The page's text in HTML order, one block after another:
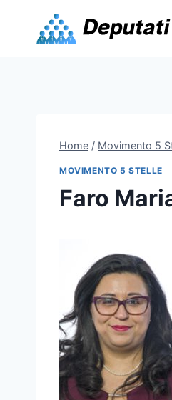
content
Home / Movimento 5
MOVIMENTO 5 STELLE
Faro